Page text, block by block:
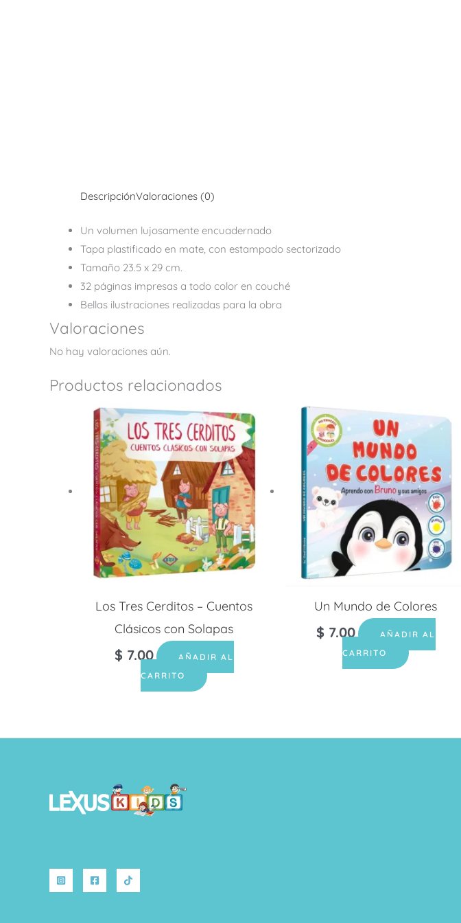
DescripciónValoraciones (0)
Un volumen lujosamente encuadernado
Tapa plastificado en mate, con estampado sectorizado
Tamaño 23.5 x 29 cm.
32 páginas impresas a todo color en couché
Bellas ilustraciones realizadas para la obra
Valoraciones
No hay valoraciones aún.
Productos relacionados
Los Tres Cerditos – Cuentos
Clásicos con Solapas
$ 7.00
AÑADIR AL
CARRITO
Un Mundo de Colores
$ 7.00
AÑADIR AL
CARRITO